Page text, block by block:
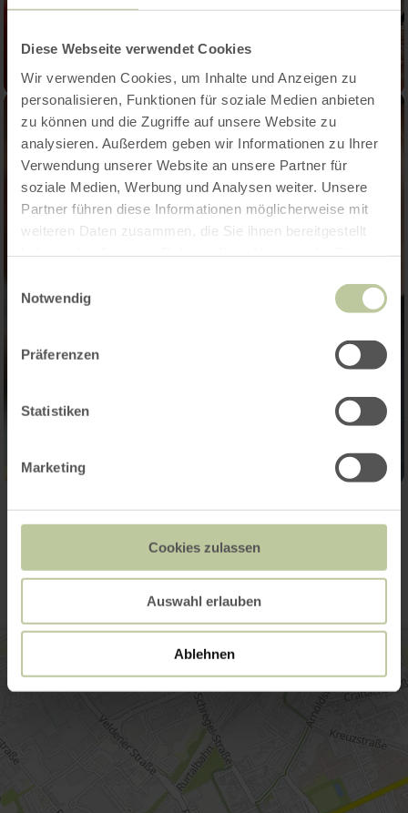
Diese Webseite verwendet Cookies
Wir verwenden Cookies, um Inhalte und Anzeigen zu
personalisieren, Funktionen für soziale Medien anbieten
zu können und die Zugriffe auf unsere Website zu
analysieren. Außerdem geben wir Informationen zu Ihrer
Verwendung unserer Website an unsere Partner für
soziale Medien, Werbung und Analysen weiter. Unsere
Partner führen diese Informationen möglicherweise mit
weiteren Daten zusammen, die Sie ihnen bereitgestellt
Notwendig
Präferenzen
Statistiken
Marketing
Cookies zulassen
Auswahl erlauben
Ablehnen
Contact